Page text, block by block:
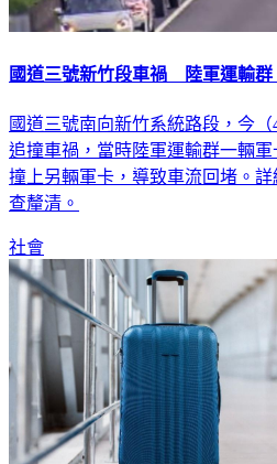
國道三號新竹段車禍 陸軍運輸群
國道三號南向新竹系統路段，今
追撞車禍，當時陸軍運輸群一輛
撞上另輛軍卡，導致車流回堵。
查釐清。
社會